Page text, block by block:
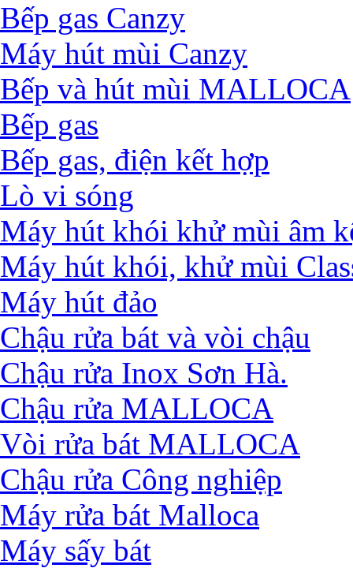
Bếp gas Canzy
Máy hút mùi Canzy
Bếp và hút mùi MALLOCA
Bếp gas
Bếp gas, điện kết hợp
Lò vi sóng
Máy hút khói khử mùi âm
Máy hút khói, khử mùi
Máy hút đảo
Chậu rửa bát và vòi chậu
Chậu rửa Inox Sơn Hà.
Chậu rửa MALLOCA
Vòi rửa bát MALLOCA
Chậu rửa Công nghiệp
Máy rửa bát Malloca
Máy sấy bát